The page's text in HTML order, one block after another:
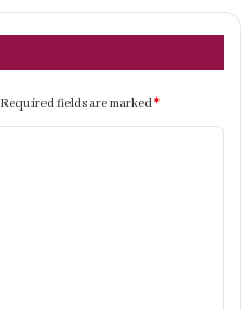
Required fields are marked*